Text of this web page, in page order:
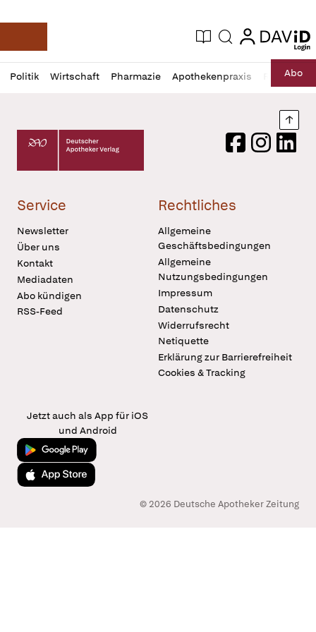
Deutsche Apotheker Zeitung
Aktuelle Ausgabe
Suche login
login
Politik Wirtschaft Pharmazie Apothekenpraxis RechtAbo
Profil
öffnen
Daz
Pur
Deutscher Apotheker Verlag Logo
FacebookInstagram
Service
Newsletter
Über uns
Kontakt
Mediadaten
Abo kündigen
RSS-Feed
Rechtliches
Allgemeine
Geschäftsbedingungen
Allgemeine
Nutzungsbedingungen
Impressum
Datenschutz
Widerrufsrecht
Netiquette
Erklärung zur Barrierefreiheit
Cookies & Tracking
Jetzt auch als App für iOS
und Android
Jetzt bei Google Play
Laden im App Store
© 2026 Deutsche Apotheker Zeitung